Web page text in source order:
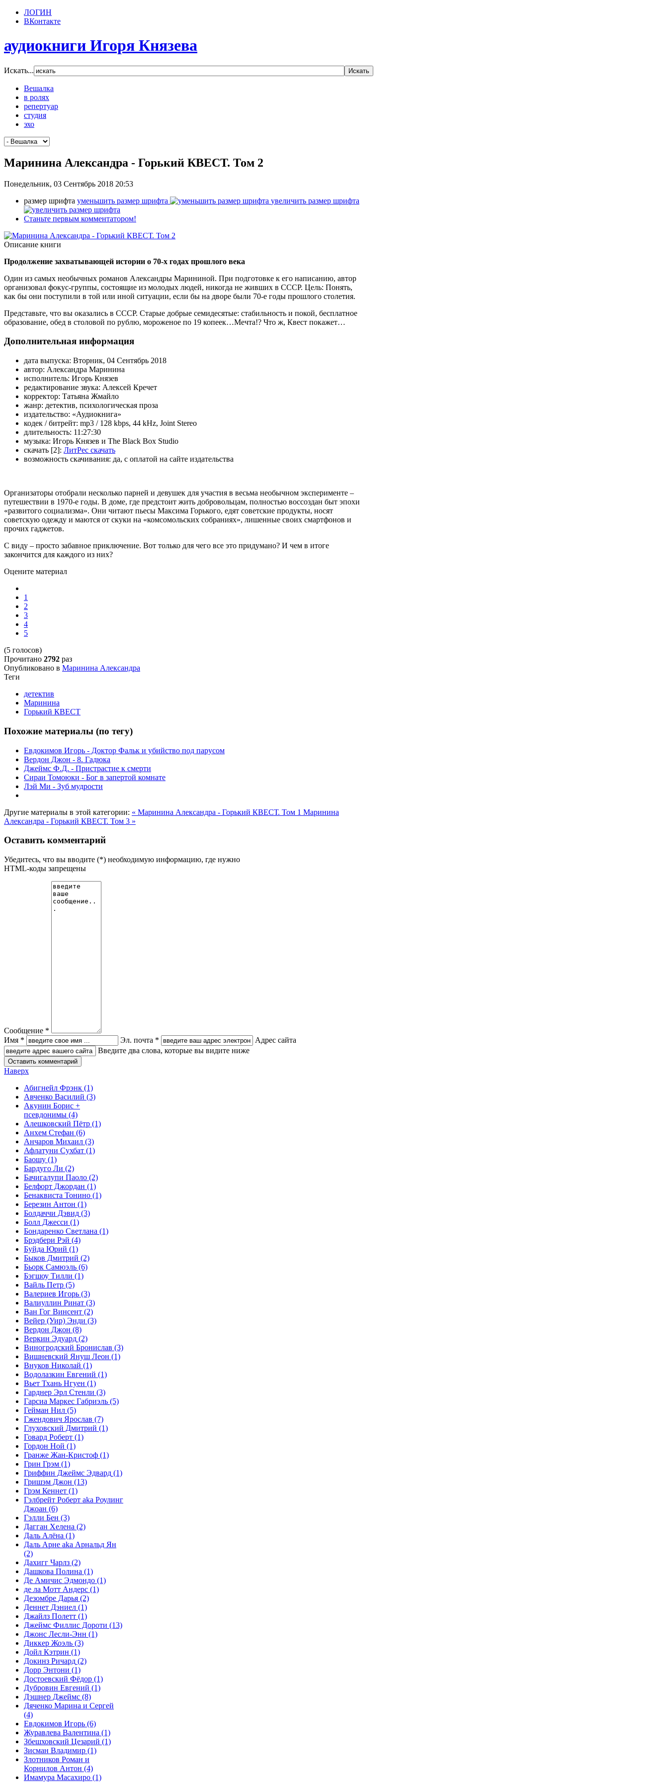
ЛОГИН
ВКонтакте
аудиокниги Игоря Князева
Искать...
Вешалка
в ролях
репертуар
студия
эхо
Маринина Александра - Горький КВЕСТ. Том 2
Понедельник, 03 Сентябрь 2018 20:53
размер шрифта уменьшить размер шрифта увеличить размер шрифта
Станьте первым комментатором!
Описание книги
Продолжение захватывающей истории о 70-х годах прошлого века
Один из самых необычных романов Александры Марининой. При подготовке к его написанию, автор
организовал фокус-группы, состоящие из молодых людей, никогда не живших в СССР. Цель: Понять,
как бы они поступили в той или иной ситуации, если бы на дворе были 70-е годы прошлого столетия.
Представьте, что вы оказались в СССР. Старые добрые семидесятые: стабильность и покой, бесплатное
образование, обед в столовой по рублю, мороженое по 19 копеек…Мечта!? Что ж, Квест покажет…
Дополнительная информация
дата выпуска: Вторник, 04 Сентябрь 2018
автор: Александра Маринина
исполнитель: Игорь Князев
редактирование звука: Алексей Кречет
корректор: Татьяна Жмайло
жанр: детектив, психологическая проза
издательство: «Аудиокнига»
кодек / битрейт: mp3 / 128 kbps, 44 kHz, Joint Stereo
длительность: 11:27:30
музыка: Игорь Князев и The Black Box Studio
скачать [2]: ЛитРес скачать
возможность скачивания: да, с оплатой на сайте издательства
Организаторы отобрали несколько парней и девушек для участия в весьма необычном эксперименте –
путешествии в 1970-е годы. В доме, где предстоит жить добровольцам, полностью воссоздан быт эпохи
«развитого социализма». Они читают пьесы Максима Горького, едят советские продукты, носят
советскую одежду и маются от скуки на «комсомольских собраниях», лишенные своих смартфонов и
прочих гаджетов.
С виду – просто забавное приключение. Вот только для чего все это придумано? И чем в итоге
закончится для каждого из них?
Оцените материал
1
2
3
4
5
(5 голосов)
Прочитано 2792 раз
Опубликовано в Маринина Александра
Теги
детектив
Маринина
Горький КВЕСТ
Похожие материалы (по тегу)
Евдокимов Игорь - Доктор Фальк и убийство под парусом
Вердон Джон - 8. Гадюка
Джеймс Ф.Д. - Пристрастие к смерти
Сираи Томоюки - Бог в запертой комнате
Лэй Ми - Зуб мудрости
Другие материалы в этой категории: « Маринина Александра - Горький КВЕСТ. Том 1 Маринина
Александра - Горький КВЕСТ. Том 3 »
Оставить комментарий
Убедитесь, что вы вводите (*) необходимую информацию, где нужно
HTML-коды запрещены
Сообщение *
Имя *
Эл. почта *
Адрес сайта
Введите два слова, которые вы видите ниже
Наверх
Абигнейл Фрэнк (1)
Авченко Василий (3)
Акунин Борис +
псевдонимы (4)
Алешковский Пётр (1)
Анхем Стефан (6)
Анчаров Михаил (3)
Афлатуни Сухбат (1)
Баошу (1)
Бардуго Ли (2)
Бачигалупи Паоло (2)
Белфорт Джордан (1)
Бенаквиста Тонино (1)
Березин Антон (1)
Болдаччи Дэвид (3)
Болл Джесси (1)
Бондаренко Светлана (1)
Брэдбери Рэй (4)
Буйда Юрий (1)
Быков Дмитрий (2)
Бьорк Самюэль (6)
Бэгшоу Тилли (1)
Вайль Петр (5)
Валериев Игорь (3)
Валиуллин Ринат (3)
Ван Гог Винсент (2)
Вейер (Уир) Энди (3)
Вердон Джон (8)
Веркин Эдуард (2)
Виногродский Бронислав (3)
Вишневский Януш Леон (1)
Внуков Николай (1)
Водолазкин Евгений (1)
Вьет Тхань Нгуен (1)
Гарднер Эрл Стенли (3)
Гарсиа Маркес Габриэль (5)
Гейман Нил (5)
Гжендович Ярослав (7)
Глуховский Дмитрий (1)
Говард Роберт (1)
Гордон Ной (1)
Гранже Жан-Кристоф (1)
Грин Грэм (1)
Гриффин Джеймс Эдвард (1)
Гришэм Джон (13)
Грэм Кеннет (1)
Гэлбрейт Роберт aka Роулинг
Джоан (6)
Гэлли Бен (3)
Дагган Хелена (2)
Даль Алёна (1)
Даль Арне aka Арнальд Ян
(2)
Дахигг Чарлз (2)
Дашкова Полина (1)
Де Амичис Эдмондо (1)
де ла Мотт Андерс (1)
Дезомбре Дарья (2)
Деннет Дэниел (1)
Джайлз Полетт (1)
Джеймс Филлис Дороти (13)
Джонс Лесли-Энн (1)
Диккер Жоэль (3)
Дойл Кэтрин (1)
Докинз Ричард (2)
Дорр Энтони (1)
Достоевский Фёдор (1)
Дубровин Евгений (1)
Дэшнер Джеймс (8)
Дяченко Марина и Сергей
(4)
Евдокимов Игорь (6)
Журавлева Валентина (1)
Збешховский Цезарий (1)
Зисман Владимир (1)
Злотников Роман и
Корнилов Антон (4)
Имамура Масахиро (1)